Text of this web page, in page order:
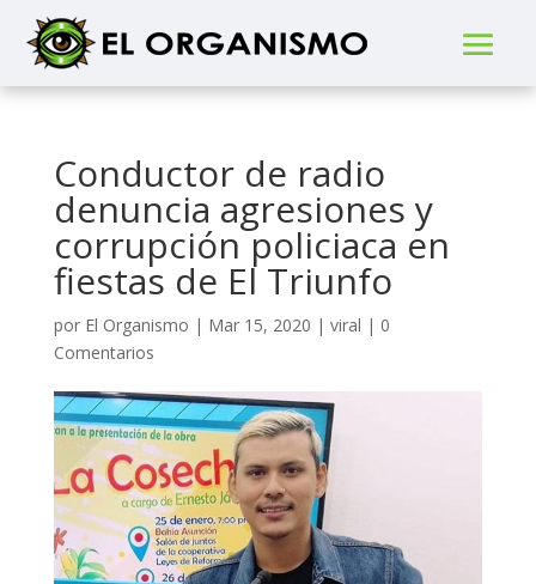
Conductor de radio
denuncia agresiones y
corrupción policiaca en
fiestas de El Triunfo
por El Organismo | Mar 15, 2020 | viral | 0
Comentarios